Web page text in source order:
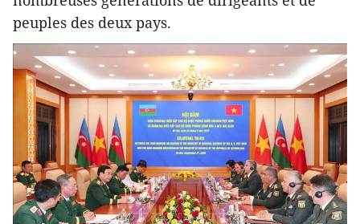
peuples des deux pays.